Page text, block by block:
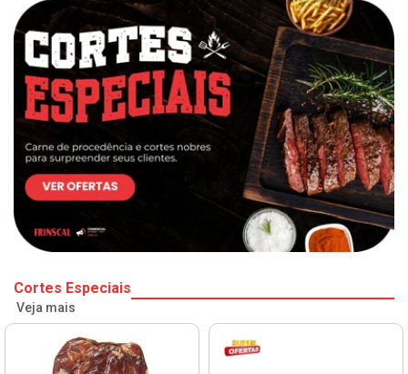
Cortes Especiais
Veja mais